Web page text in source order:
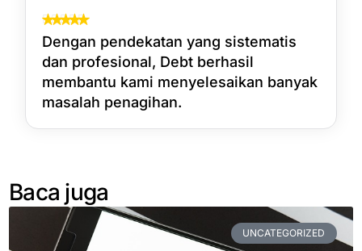
Dengan pendekatan yang sistematis
dan profesional, Debt berhasil
membantu kami menyelesaikan banyak
masalah penagihan.
Baca juga
UNCATEGORIZED